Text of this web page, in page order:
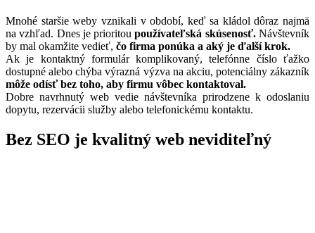
Mnohé staršie weby vznikali v období, keď sa kládol dôraz najmä
na vzhľad. Dnes je prioritoupoužívateľská skúsenosť.Návštevník
by mal okamžite vedieť, čo firma ponúka a aký je ďalší krok.
Ak je kontaktný formulár komplikovaný, telefónne číslo ťažko
dostupné alebo chýba výrazná výzva na akciu, potenciálny zákazník
môže odísť bez toho, aby firmu vôbec kontaktoval.
Dobre navrhnutý web vedie návštevníka prirodzene k odoslaniu
dopytu, rezervácii služby alebo telefonickému kontaktu.
Bez SEO je kvalitný web neviditeľný